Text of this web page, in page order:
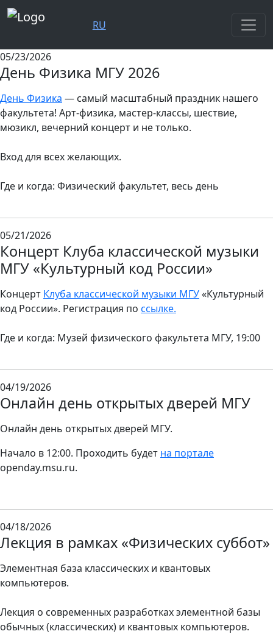
RU
05/23/2026
День Физика МГУ 2026
День Физика — самый масштабный праздник нашего
факультета! Арт-физика, мастер-классы, шествие,
мюзикл, вечерний концерт и не только.
Вход для всех желающих.
Где и когда: Физический факультет, весь день
05/21/2026
Концерт Клуба классической музыки
МГУ «Культурный код России»
Концерт Клуба классической музыки МГУ«Культурный
код России». Регистрация по ссылке.
Где и когда: Музей физического факультета МГУ, 19:00
04/19/2026
Онлайн день открытых дверей МГУ
Онлайн день открытых дверей МГУ.
Начало в 12:00. Проходить будет на портале
openday.msu.ru.
04/18/2026
Лекция в рамках «Физических суббот»
Элементная база классических и квантовых
компьютеров.
Лекция о современных разработках элементной базы
обычных (классических) и квантовых компьютеров.